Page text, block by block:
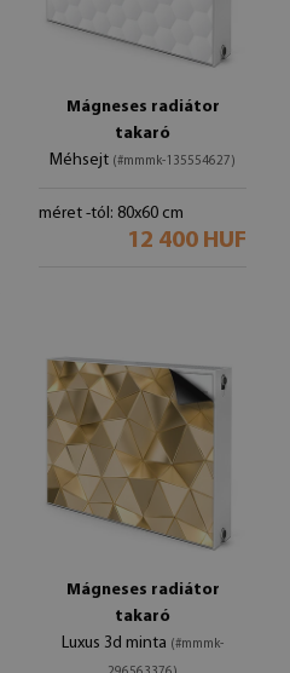
Mágneses radiátor
takaró
Méhsejt (#mmmk-135554627)
méret -tól: 80x60 cm
12 400 HUF
Mágneses radiátor
takaró
Luxus 3d minta (#mmmk-